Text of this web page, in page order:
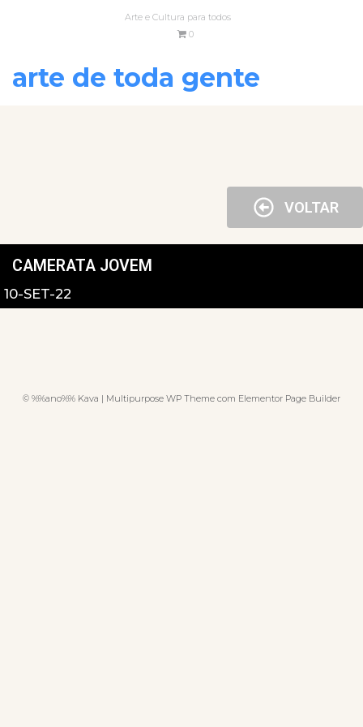
Arte e Cultura para todos
0
arte de toda gente
VOLTAR
CAMERATA JOVEM
10-SET-22
© %%ano%% Kava | Multipurpose WP Theme com Elementor Page Builder